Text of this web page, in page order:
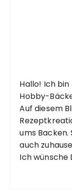
Hallo! Ich
Hobby-
Auf diesem
ums Backen.
auch
Ich wünsche